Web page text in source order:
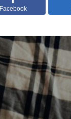
Facebook